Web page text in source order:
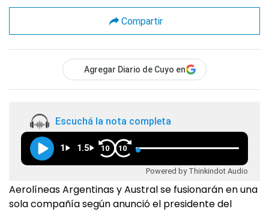
Compartir
Agregar Diario de Cuyo en
Escuchá la nota completa
1 1.5 10 10
Powered by Thinkindot Audio
Aerolíneas Argentinas y Austral se fusionarán en una
sola compañía según anunció el presidente del